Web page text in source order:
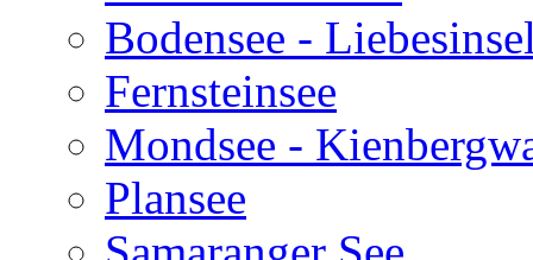
Bodensee -
Fernsteinsee
Mondsee -
Plansee